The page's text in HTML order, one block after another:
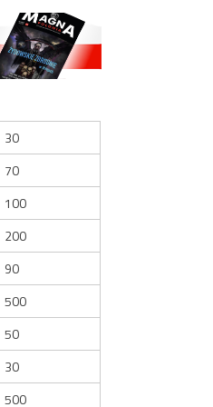
30
70
100
200
90
500
50
30
500